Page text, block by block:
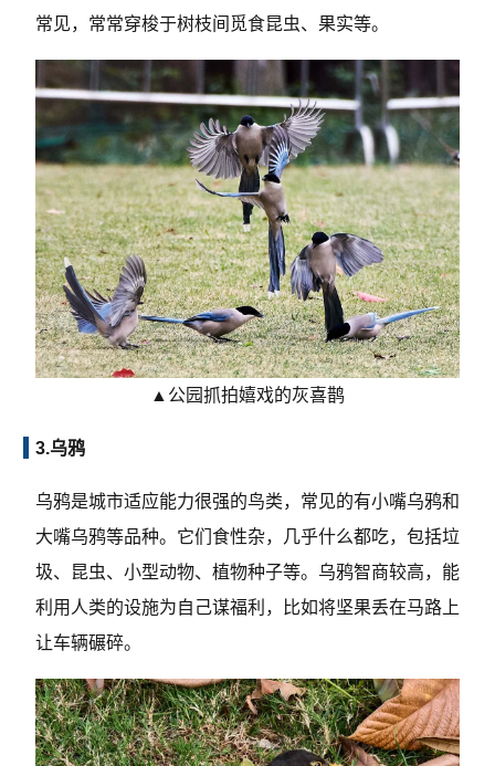
常见，常常穿梭于树枝间觅食昆虫、果实等。
▲公园抓拍嬉戏的灰喜鹊
3.乌鸦
乌鸦是城市适应能力很强的鸟类，常见的有小嘴乌鸦和
大嘴乌鸦等品种。它们食性杂，几乎什么都吃，包括垃
圾、昆虫、小型动物、植物种子等。乌鸦智商较高，能
利用人类的设施为自己谋福利，比如将坚果丢在马路上
让车辆碾碎。